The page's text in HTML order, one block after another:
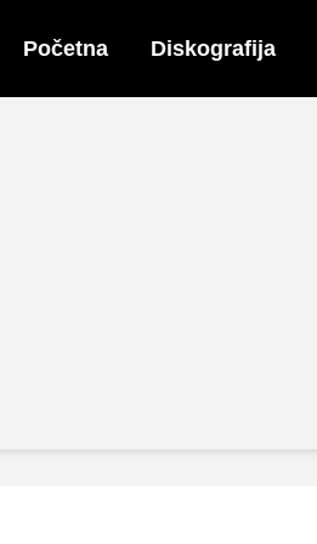
Početna Diskografija